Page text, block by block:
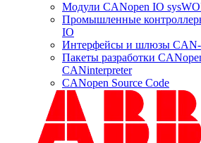
Модули CANopen IO
Промышленные
IO
Интерфейсы и шлюзы CAN-
Пакеты разработки
CANinterpreter
CANopen Source Code